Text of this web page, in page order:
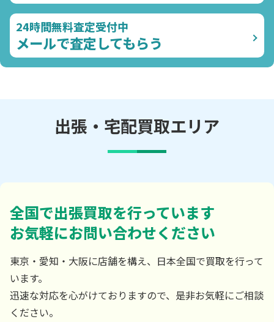
24時間無料査定受付中
メールで査定してもらう
出張・宅配買取エリア
全国で出張買取を行っています
お気軽にお問い合わせください
東京・愛知・大阪に店舗を構え、日本全国で買取を行って
います。
迅速な対応を心がけておりますので、是非お気軽にご相談
ください。